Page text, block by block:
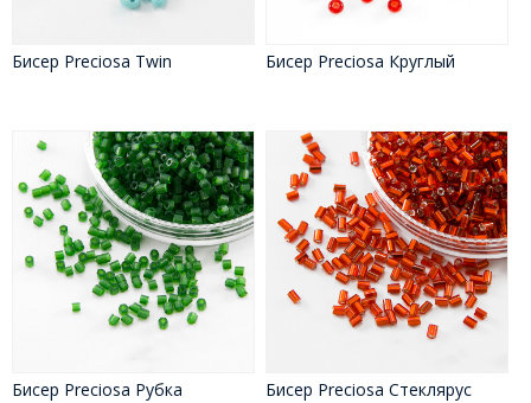
Бисер Preciosa Twin Бисер Preciosa Круглый
Бисер Preciosa Рубка Бисер Preciosa Стеклярус